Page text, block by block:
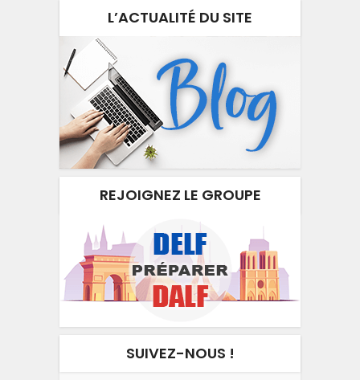
L’ACTUALITÉ DU SITE
REJOIGNEZ LE GROUPE
SUIVEZ-NOUS !